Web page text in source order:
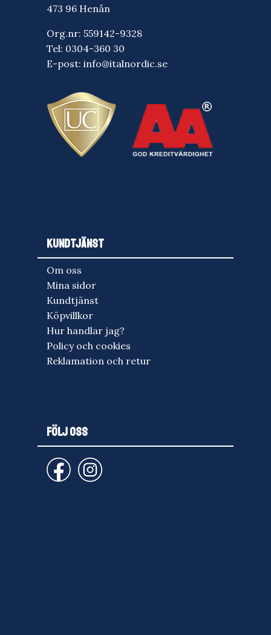
473 96 Henån
Org.nr: 559142-9328
Tel: 0304-360 30
E-post: info@italnordic.se
KUNDTJÄNST
Om oss
Mina sidor
Kundtjänst
Köpvillkor
Hur handlar jag?
Policy och cookies
Reklamation och retur
FÖLJ OSS